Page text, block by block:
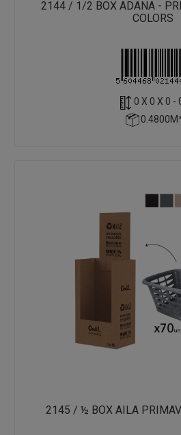
2144 / 1/2 BOX ADANA -
COLORS
0 X 0 X 0 -
0.4800M³
2145 / ½ BOX AILA